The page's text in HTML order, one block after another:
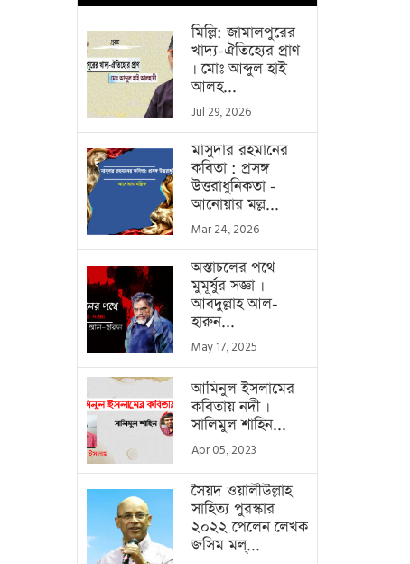
মিল্লি: জামালপুরের
খাদ্য-ঐতিহ্যের প্রাণ
। মোঃ আব্দুল হাই
আলহ...
Jul 29, 2026
মাসুদার রহমানের
কবিতা : প্রসঙ্গ
উত্তরাধুনিকতা -
আনোয়ার মল্ল...
Mar 24, 2026
অস্তাচলের পথে
মুমূর্ষুর সজ্ঞা ।
আবদুল্লাহ আল-
হারুন...
May 17, 2025
আমিনুল ইসলামের
কবিতায় নদী ।
সালিমুল শাহিন...
Apr 05, 2023
সৈয়দ ওয়ালীউল্লাহ
সাহিত্য পুরস্কার
২০২২ পেলেন লেখক
জসিম মল্...